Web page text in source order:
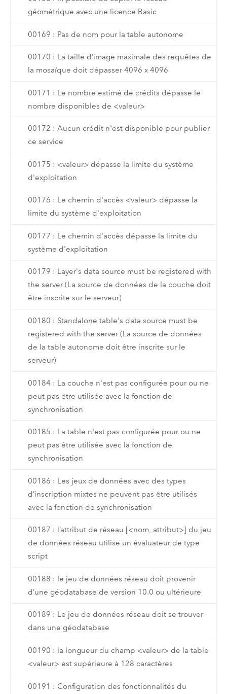
géométrique avec une licence Basic
00169 : Pas de nom pour la table autonome
00170 : La taille d’image maximale des requêtes de
la mosaïque doit dépasser 4096 x 4096
00171 : Le nombre estimé de crédits dépasse le
nombre disponibles de <valeur>
00172 : Aucun crédit n'est disponible pour publier
ce service
00175 : <valeur> dépasse la limite du système
d'exploitation
00176 : Le chemin d'accès <valeur> dépasse la
limite du système d'exploitation
00177 : Le chemin d'accès dépasse la limite du
système d'exploitation
00179 : Layer's data source must be registered with
the server (La source de données de la couche doit
être inscrite sur le serveur)
00180 : Standalone table's data source must be
registered with the server (La source de données
de la table autonome doit être inscrite sur le
serveur)
00184 : La couche n'est pas configurée pour ou ne
peut pas être utilisée avec la fonction de
synchronisation
00185 : La table n'est pas configurée pour ou ne
peut pas être utilisée avec la fonction de
synchronisation
00186 : Les jeux de données avec des types
d’inscription mixtes ne peuvent pas être utilisés
avec la fonction de synchronisation
00187 : l’attribut de réseau [<nom_attribut>] du jeu
de données réseau utilise un évaluateur de type
script
00188 : le jeu de données réseau doit provenir
d’une géodatabase de version 10.0 ou ultérieure
00189 : Le jeu de données réseau doit se trouver
dans une géodatabase
00190 : la longueur du champ <valeur> de la table
<valeur> est supérieure à 128 caractères
00191 : Configuration des fonctionnalités du